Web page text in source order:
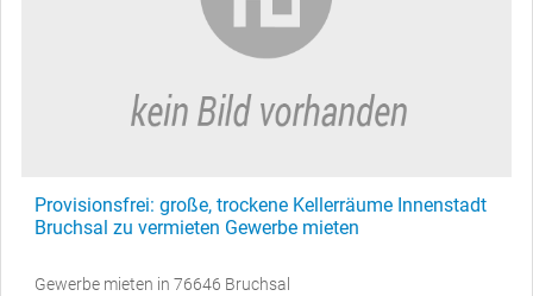
Provisionsfrei: große, trockene Kellerräume Innenstadt
Bruchsal zu vermieten Gewerbe mieten
Gewerbe mieten in 76646 Bruchsal